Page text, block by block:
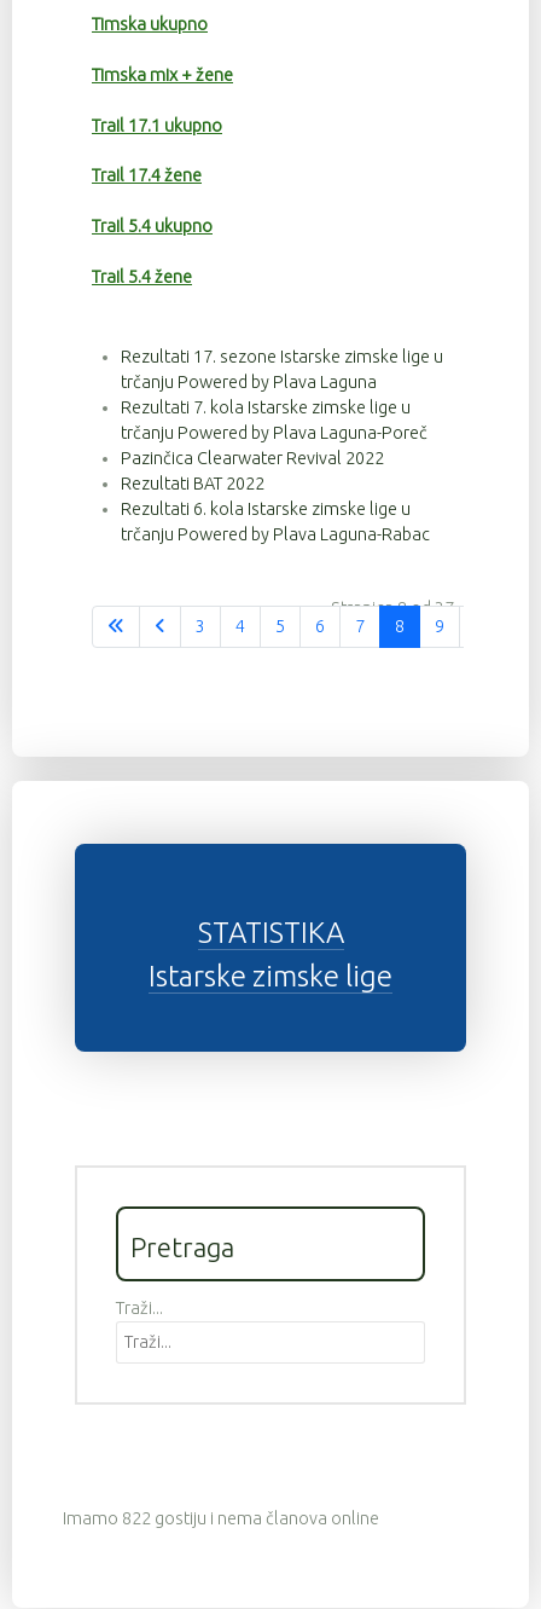
Timska ukupno
Timska mix + žene
Trail 17.1 ukupno
Trail 17.4 žene
Trail 5.4 ukupno
Trail 5.4 žene
Rezultati 17. sezone Istarske zimske lige u
trčanju Powered by Plava Laguna
Rezultati 7. kola Istarske zimske lige u
trčanju Powered by Plava Laguna-Poreč
Pazinčica Clearwater Revival 2022
Rezultati BAT 2022
Rezultati 6. kola Istarske zimske lige u
trčanju Powered by Plava Laguna-Rabac
Stranica 8 od 37
3
4 5 6 7 8 9
STATISTIKA
Istarske zimske lige
Pretraga
Traži...
Imamo 822 gostiju i nema članova online